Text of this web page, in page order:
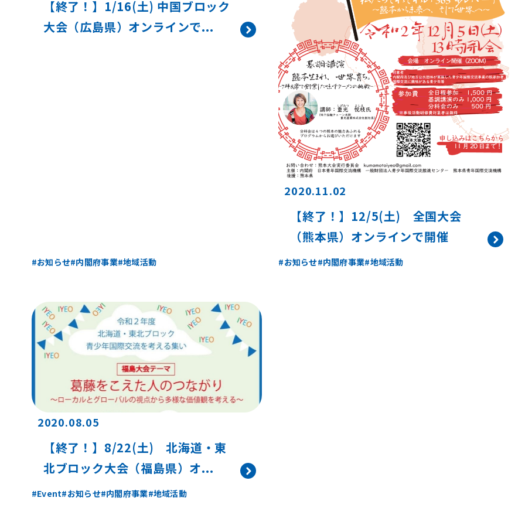
【終了！】1/16(土) 中国ブロック
大会（広島県）オンラインで...
お知らせ 内閣府事業 地域活動
2020.11.02
【終了！】12/5(土) 全国大会
（熊本県）オンラインで開催
お知らせ 内閣府事業 地域活動
2020.08.05
【終了！】8/22(土) 北海道・東
北ブロック大会（福島県）オ...
Event お知らせ 内閣府事業 地域活動